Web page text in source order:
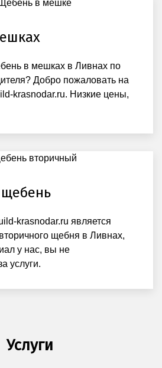
в мешках в Ливнах по
Добро пожаловать на
krasnodar.ru. Низкие цены,
krasnodar.ru является
щебня в Ливнах,
у нас, вы не
услуги.
Услуги